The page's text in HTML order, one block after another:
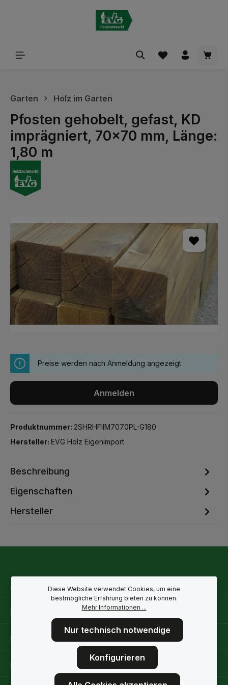
Garten Holz im Garten
Pfosten gehobelt, gefast, KD
imprägniert, 70x70 mm, Länge:
1,80 m
Bildergalerie überspringen
Preise werden nach Anmeldung angezeigt
Anmelden
Produktnummer: 2SHRHFIIM7070PL-G180
Hersteller: EVG Holz Eigenimport
Beschreibung
Eigenschaften
Hersteller
Service-Hotline
Rechtliche Hinweise
Informationen
Folge uns
Diese Website verwendet Cookies, um eine
bestmögliche Erfahrung bieten zu können.
Mehr Informationen ...
Nur technisch notwendige
Konfigurieren